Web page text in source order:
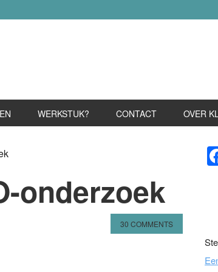
WERKSTUK? CONTACT OVER
onderzoek
30 COMMENTS